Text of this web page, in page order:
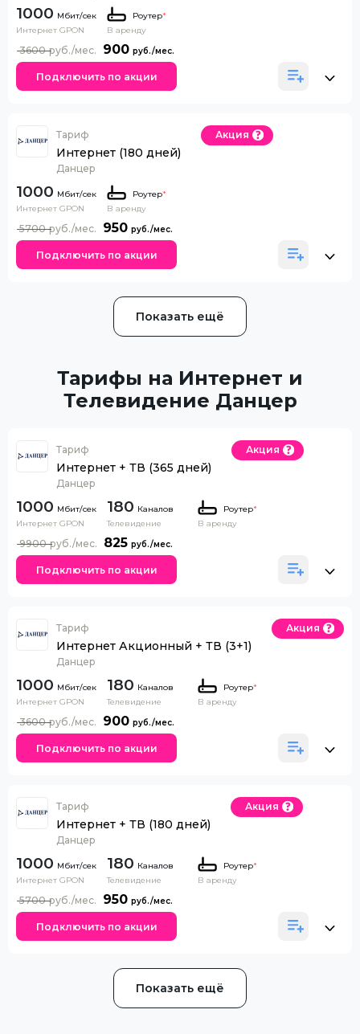
1000
Интернет GPON
Роутер*
В аренду
900
3600
Подключить по акции
Тариф
Интернет (180 дней)
Данцер
Акция
1000
Интернет GPON
Роутер*
В аренду
950
5700
Подключить по акции
Показать ещё
Тарифы на Интернет и
Телевидение Данцер
Тариф
Интернет + ТВ (365 дней)
Данцер
Акция
1000
Интернет GPON
180 Каналов
Телевидение
Роутер*
В аренду
825
9900
Подключить по акции
Тариф
Интернет Акционный + ТВ (3+1)
Данцер
Акция
1000
Интернет GPON
180 Каналов
Телевидение
Роутер*
В аренду
900
3600
Подключить по акции
Тариф
Интернет + ТВ (180 дней)
Данцер
Акция
1000
Интернет GPON
180 Каналов
Телевидение
Роутер*
В аренду
950
5700
Подключить по акции
Показать ещё